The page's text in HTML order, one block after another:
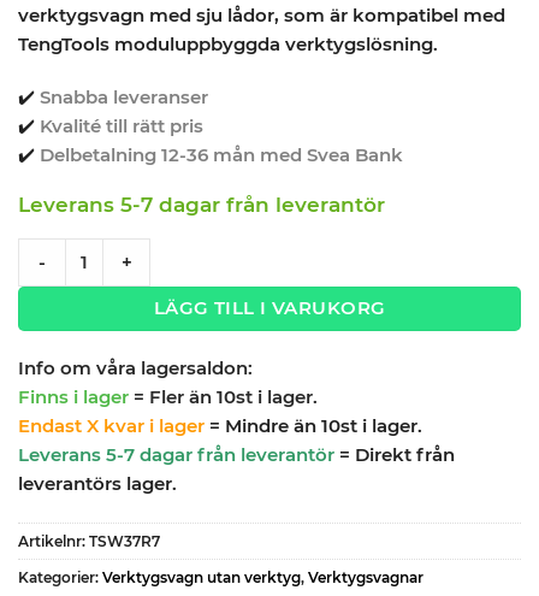
verktygsvagn med sju lådor, som är kompatibel med
TengTools moduluppbyggda verktygslösning.
✔️ Snabba leveranser
✔️ Kvalité till rätt pris
✔️ Delbetalning 12-36 mån med Svea Bank
Leverans 5-7 dagar från leverantör
- +
LÄGG TILL I VARUKORG
Info om våra lagersaldon:
Finns i lager = Fler än 10st i lager.
Endast X kvar i lager = Mindre än 10st i lager.
Leverans 5-7 dagar från leverantör = Direkt från
leverantörs lager.
Artikelnr: TSW37R7
Kategorier: Verktygsvagn utan verktyg, Verktygsvagnar